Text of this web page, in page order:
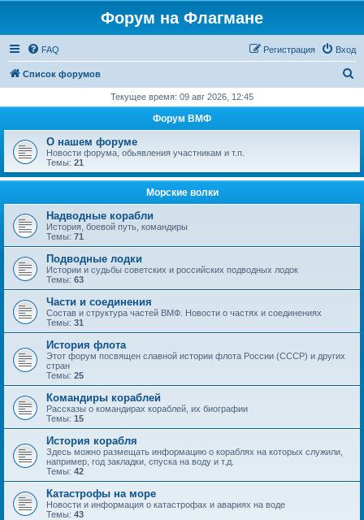
Форум на Флагмане
FAQ Вход
Регистрация
Список форумов
с
Текущее время: 09 авг 2026, 12:45
Форум ВМФ
О нашем форуме
Новости форума, обьявления участникам и т.п.
Темы: 21
Морские волки
Надводные корабли
История, боевой путь, командиры
Темы: 71
Подводные лодки
Истории и судьбы советских и российских подводных лодок
Темы: 63
Части и соединения
Состав и структура частей ВМФ. Новости о частях и соединениях
Темы: 31
История флота
Этот форум посвящен славной истории флота России (СССР) и других
стран
Темы: 25
Командиры кораблей
Рассказы о командирах кораблей, их биографии
Темы: 15
История корабля
Здесь можно размещать информацию о кораблях на которых служили,
например, год закладки, спуска на воду и т.д.
Темы: 42
Катастрофы на море
Новости и информация о катастрофах и авариях на воде
Темы: 43